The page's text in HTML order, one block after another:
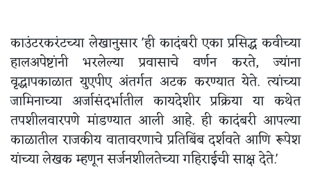
काउंटरकरंटच्या लेखानुसार 'ही कादंबरी एका प्रसिद्ध कवीच्या
हालअपेष्टांनी भरलेल्या प्रवासाचे वर्णन करते, ज्यांना
वृद्धापकाळात युएपीए अंतर्गत अटक करण्यात येते. त्यांच्या
जामिनाच्या अर्जासंदर्भातील कायदेशीर प्रक्रिया या कथेत
तपशीलवारपणे मांडण्यात आली आहे. ही कादंबरी आपल्या
काळातील राजकीय वातावरणाचे प्रतिबिंब दर्शवते आणि रूपेश
यांच्या लेखक म्हणून सर्जनशीलतेच्या गहिराईची साक्ष देते.'